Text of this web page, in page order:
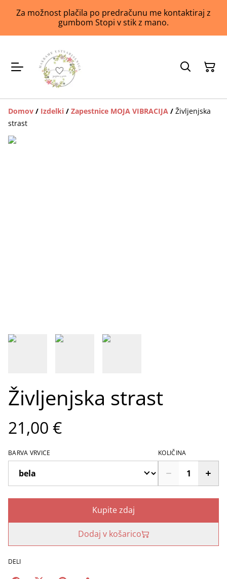
Za možnost plačila po predračunu me kontaktiraj z
gumbom Stopi v stik z mano.
Domov / Izdelki / Zapestnice MOJA VIBRACIJA / Življenjska
strast
Življenjska strast
21,00 €
BARVA VRVICE KOLIČINA
Kupite zdaj
Dodaj v košarico
DELI